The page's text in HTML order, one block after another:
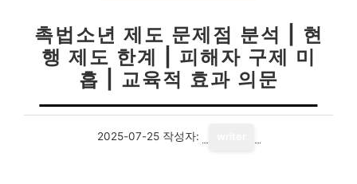
촉법소년 제도 문제점 분석 | 현
행 제도 한계 | 피해자 구제 미
흡 | 교육적 효과 의문
2025-07-25 작성자: